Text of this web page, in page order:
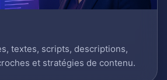
textes, scripts, descriptions,
et stratégies de contenu.